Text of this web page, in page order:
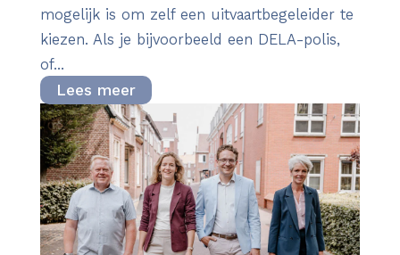
mogelijk is om zelf een uitvaartbegeleider te
kiezen. Als je bijvoorbeeld een DELA-polis,
of...
Lees meer